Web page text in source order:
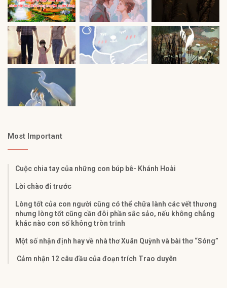
Most Important
Cuộc chia tay của những con búp bê- Khánh Hoài
Lời chào đi trước
Lòng tốt của con người cũng có thể chữa lành các vết thương
nhưng lòng tốt cũng cần đôi phần sắc sảo, nếu không chẳng
khác nào con số không tròn trĩnh
Một số nhận định hay về nhà thơ Xuân Quỳnh và bài thơ “Sóng”
Cảm nhận 12 câu đầu của đoạn trích Trao duyên